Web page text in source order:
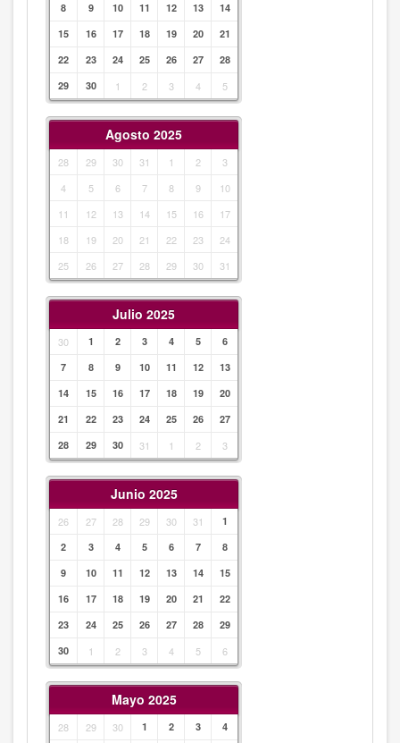
8
9 10 11 12 13
14
15
16 17 18 19 20
21
22
23 24 25 26 27
28
29
30 1 2 3 4 5
Agosto 2025
28 29 30 31 1 2
3
4
5 6 7 8 9
10
11
12 13 14 15 16
17
18
19 20 21 22 23
24
25
26 27 28 29 30 31
Julio 2025
30 1 2 3 4 5
6
7
8 9 10 11 12
13
14
15 16 17 18 19
20
21
22 23 24 25 26
27
28
29 30 31 1 2 3
Junio 2025
26 27 28 29 30 31
1
2
3 4 5 6 7
8
9
10 11 12 13 14
15
16
17 18 19 20 21
22
23
24 25 26 27 28
29
30
1 2 3 4 5 6
Mayo 2025
28 29 30 1 2 3 4